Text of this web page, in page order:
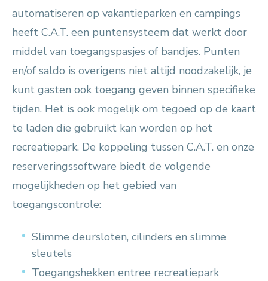
automatiseren op vakantieparken en campings
heeft C.A.T. een puntensysteem dat werkt door
middel van toegangspasjes of bandjes. Punten
en/of saldo is overigens niet altijd noodzakelijk, je
kunt gasten ook toegang geven binnen specifieke
tijden. Het is ook mogelijk om tegoed op de kaart
te laden die gebruikt kan worden op het
recreatiepark. De koppeling tussen C.A.T. en onze
reserveringssoftware biedt de volgende
mogelijkheden op het gebied van
toegangscontrole:
Slimme deursloten, cilinders en slimme
sleutels
Toegangshekken entree recreatiepark